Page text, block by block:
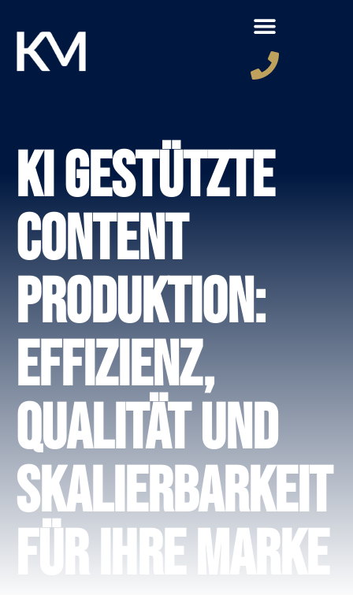
KI gestützte
Content
Produktion:
Effizienz,
Qualität und
Skalierbarkeit
für Ihre Marke